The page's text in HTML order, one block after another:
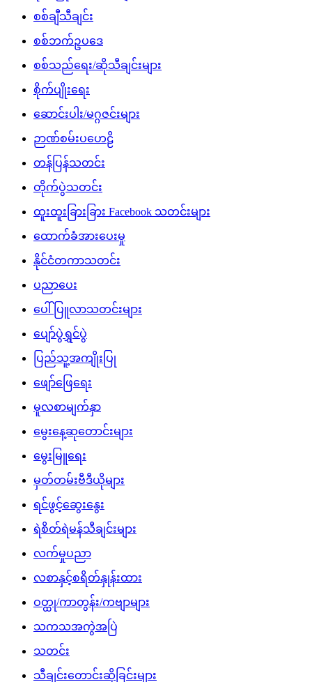
စစ်ချီသီချင်း
စစ်ဘက်ဥပဒေ
စစ်သည်ရေး/ဆိုသီချင်းများ
စိုက်ပျိုးရေး
ဆောင်းပါး/မဂ္ဂဇင်းများ
ဉာဏ်စမ်းပဟေဠိ
တန်ပြန်သတင်း
တိုက်ပွဲသတင်း
ထူးထူးခြားခြား Facebook သတင်းများ
ထောက်ခံအားပေးမှု
နိုင်ငံတကာသတင်း
ပညာပေး
ပေါ်ပြူလာသတင်းများ
ပျော်ပွဲရွှင်ပွဲ
ပြည်သူ့အကျိုးပြု
ဖျော်ဖြေရေး
မူလစာမျက်နှာ
မွေးနေ့ဆုတောင်းများ
မွေးမြူရေး
မှတ်တမ်းဗီဒီယိုများ
ရင်ဖွင့်ဆွေးနွေး
ရဲစိတ်ရဲမန်သီချင်းများ
လက်မှုပညာ
လစာနှင့်စရိတ်နှုန်းထား
ဝတ္ထု/ကာတွန်း/ကဗျာများ
သကသအကွဲအပြဲ
သတင်း
သီချင်းတောင်းဆိုခြင်းများ